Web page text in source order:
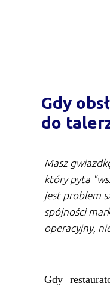
Gdy
do
Masz
który pyta
jest problem
spójności
operacyjny,
Gdy